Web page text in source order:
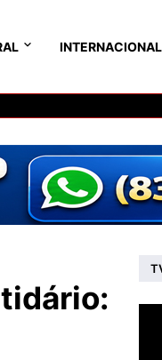
INTERNACIONAL